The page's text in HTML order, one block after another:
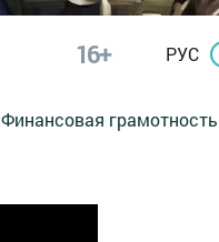
16+ РУС
Финансовая грамотность